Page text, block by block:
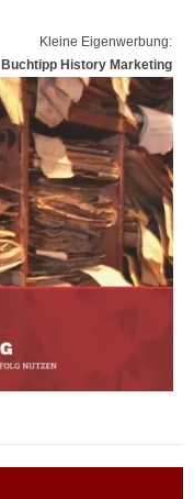
Kleine Eigenwerbung:
Buchtipp History Marketing